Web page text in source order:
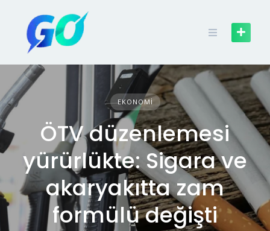
EKONOMI
ÖTV düzenlemesi
yürürlükte: Sigara ve
akaryakıtta zam
formülü değişti